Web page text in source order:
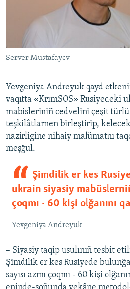
Server Mustafayev
Yevgeniya Andreyuk qayd
vaqıtta «KrımSOS» Rusiyedeki
mabisleriniñ cedvelini çeşit
teşkilâtlarnen birleştirip,
nazirligine nihaiy malümatnı
meşğul.
Şimdilik er kes
ukrain siyasiy mabüslerniñ
çoqmı - 60 kişi olğanını
Yevgeniya Andreyuk
– Siyasiy taqip usulınıñ tesbit
Şimdilik er kes Rusiyede
sayısı azmı çoqmı - 60 kişi